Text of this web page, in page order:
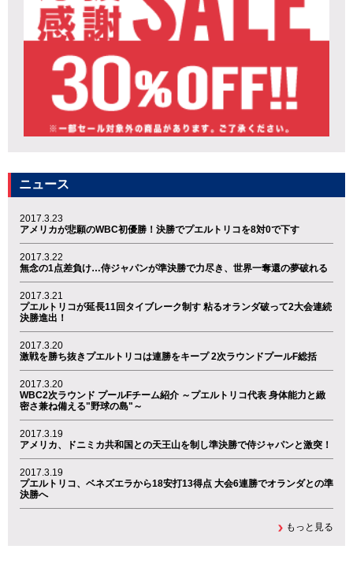
ニュース
2017.3.23
アメリカが悲願のWBC初優勝！決勝でプエルトリコを8対0で下す
2017.3.22
無念の1点差負け…侍ジャパンが準決勝で力尽き、世界一奪還の夢破れる
2017.3.21
プエルトリコが延長11回タイブレーク制す 粘るオランダ破って2大会連続
決勝進出！
2017.3.20
激戦を勝ち抜きプエルトリコは連勝をキープ 2次ラウンドプールF総括
2017.3.20
WBC2次ラウンド プールFチーム紹介 ～プエルトリコ代表 身体能力と緻
密さ兼ね備える"野球の島"～
2017.3.19
アメリカ、ドニミカ共和国との天王山を制し準決勝で侍ジャパンと激突！
2017.3.19
プエルトリコ、ベネズエラから18安打13得点 大会6連勝でオランダとの準
決勝へ
もっと見る